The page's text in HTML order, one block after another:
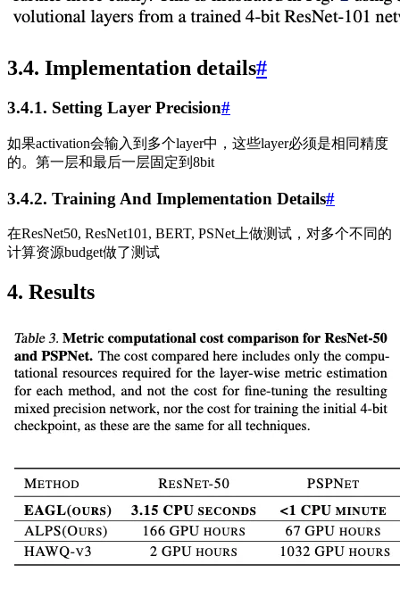
3.4. Implementation details#
3.4.1. Setting Layer Precision#
如果activation会输入到多个layer中，这些layer必须是相同精度
的。第一层和最后一层固定到8bit
3.4.2. Training And Implementation Details#
在ResNet50, ResNet101, BERT, PSNet上做测试，对多个不同的
计算资源budget做了测试
4. Results